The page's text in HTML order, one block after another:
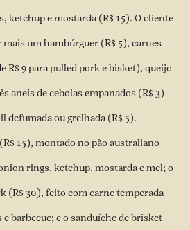
ketchup e mostarda (R$ 15). O cliente
um hambúrguer (R$ 5), carnes
R$ 9 para pulled pork e bisket), queijo
aneis de cebolas empanados (R$ 3)
defumada ou grelhada (R$ 5).
15), montado no pão australiano
rings, ketchup, mostarda e mel; o
(R$ 30), feito com carne temperada
barbecue; e o sanduíche de brisket